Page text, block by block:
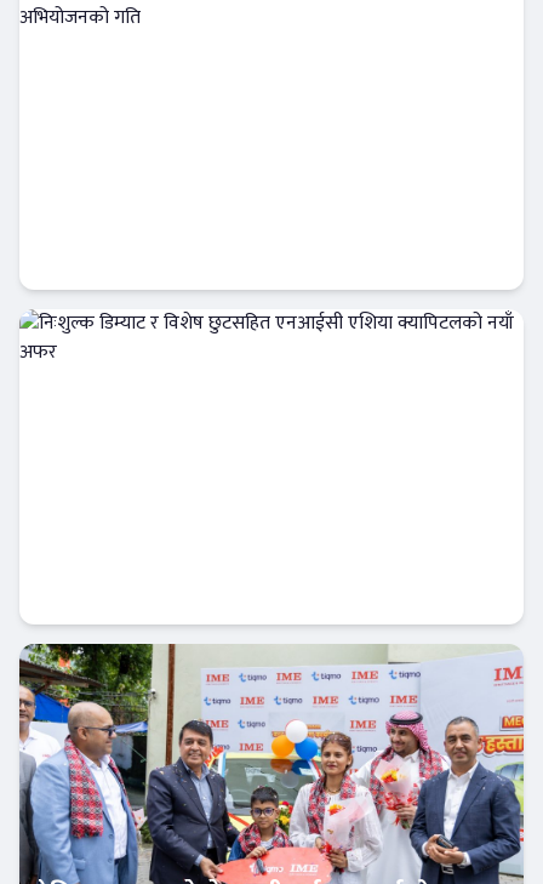
अर्थतन्त्र
बैंक-वित्त